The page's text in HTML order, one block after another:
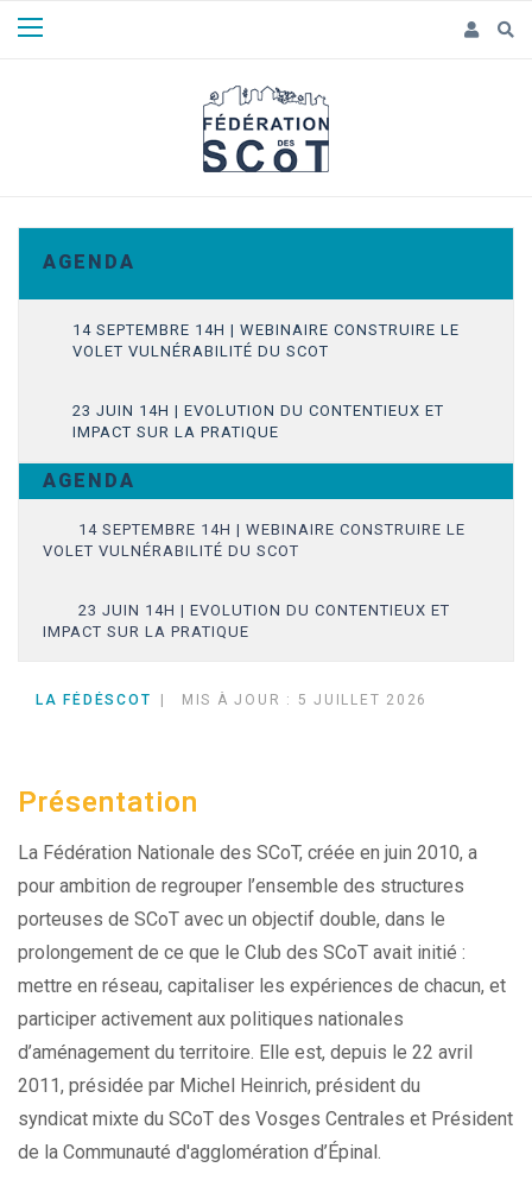
A G E N D A
14 SEPTEMBRE 14H | WEBINAIRE CONSTRUIRE LE
VOLET VULNÉRABILITÉ DU SCOT
23 JUIN 14H | EVOLUTION DU CONTENTIEUX ET
IMPACT SUR LA PRATIQUE
A G E N D A
14 SEPTEMBRE 14H | WEBINAIRE CONSTRUIRE LE
VOLET VULNÉRABILITÉ DU SCOT
23 JUIN 14H | EVOLUTION DU CONTENTIEUX ET
IMPACT SUR LA PRATIQUE
LA FÉDÉSCOT MIS À JOUR : 5 JUILLET 2026
Présentation
La Fédération Nationale des SCoT, créée en juin 2010, a
pour ambition de regrouper l’ensemble des structures
porteuses de SCoT avec un objectif double, dans le
prolongement de ce que le Club des SCoT avait initié :
mettre en réseau, capitaliser les expériences de chacun, et
participer activement aux politiques nationales
d’aménagement du territoire. Elle est, depuis le 22 avril
2011, présidée par Michel Heinrich, président du
syndicat mixte du SCoT des Vosges Centrales et Président
de la Communauté d'agglomération d’Épinal.